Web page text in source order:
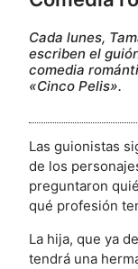
Cada lunes,
escriben el
comedia
«Cinco Pelis».
Las guionistas
de los
preguntaron
qué profesión
La hija, que ya
tendrá una